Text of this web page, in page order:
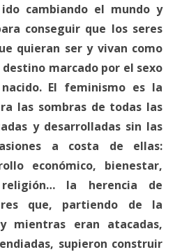
cambiando el mundo y
conseguir que los seres
quieran ser y vivan como
marcado por el sexo
El feminismo es la
las sombras de todas las
y desarrolladas sin las
a costa de ellas:
económico, bienestar,
la herencia de
que, partiendo de la
mientras eran atacadas,
supieron construir